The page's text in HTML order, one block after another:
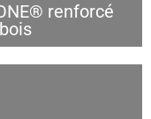
renforcé